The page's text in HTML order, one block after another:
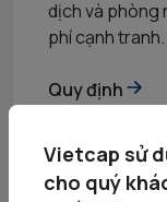
dịch và phòng
phí cạnh tranh.
Quy định
Tin phái sinh
Đăng kí
Q & A
Vietcap sử
cho quý